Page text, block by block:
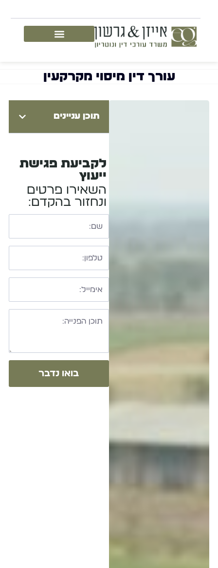
עורך דין מיסוי מקרקעין
תוכן עניינים
לקביעת פגישת
ייעוץ
השאירו פרטים
ונחזור בהקדם:
בואו נדבר